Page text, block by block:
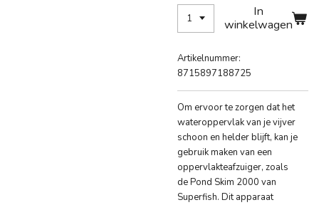
In
winkelwagen
Artikelnummer:
8715897188725
Om ervoor te zorgen dat het
wateroppervlak van je vijver
schoon en helder blijft, kan je
gebruik maken van een
oppervlakteafzuiger, zoals
dePond Skim 2000 van
Superfish. Dit apparaat